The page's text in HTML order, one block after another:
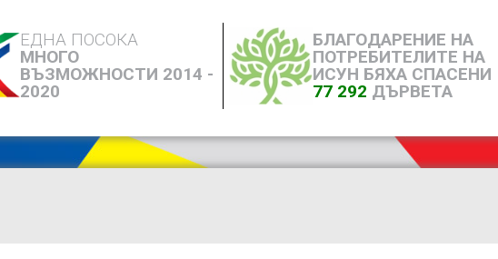
ЕДНА ПОСОКА
МНОГО
ВЪЗМОЖНОСТИ 2014 -
2020
БЛАГОДАРЕНИЕ НА
ПОТРЕБИТЕЛИТЕ НА
ИСУН БЯХА СПАСЕНИ
77 292 ДЪРВЕТА